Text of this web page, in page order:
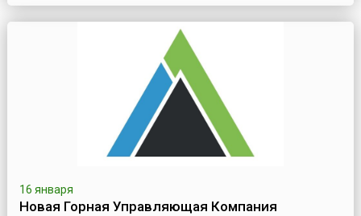
16 января
Новая Горная Управляющая Компания